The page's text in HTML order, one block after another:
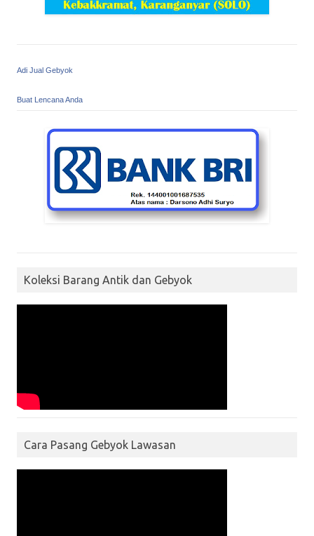
Adi Jual Gebyok
Buat Lencana Anda
Koleksi Barang Antik dan Gebyok
Cara Pasang Gebyok Lawasan